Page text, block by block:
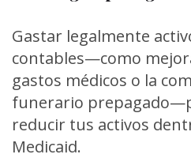
Gastar legalmente
contables—como
gastos médicos o la
funerario
reducir tus activos
Medicaid.